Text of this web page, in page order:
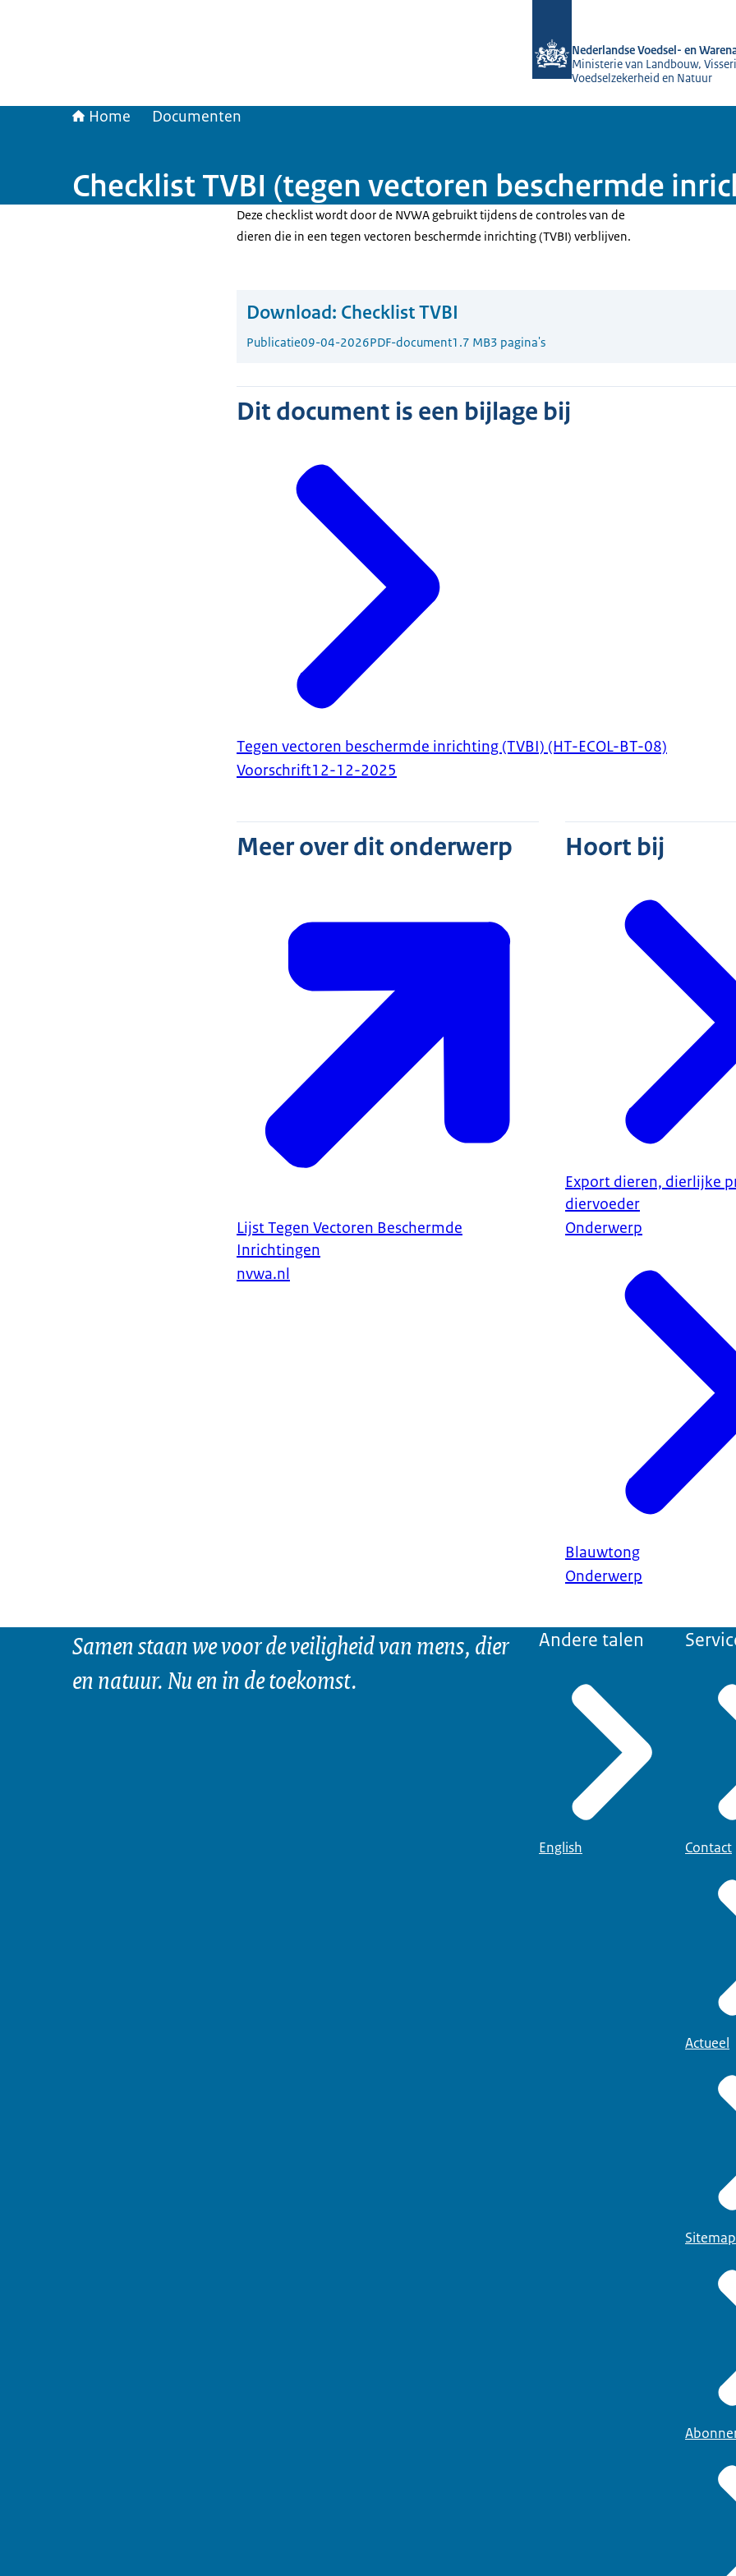
Nederlandse Voedsel- en
Ministerie van Landbouw,
Voedselzekerheid en Natuur
Home Documenten
Checklist TVBI (tegen vectoren beschermde
Deze checklist wordt door de NVWA gebruikt tijdens de controles van de
dieren die in een tegen vectoren beschermde inrichting (TVBI) verblijven.
Download: Checklist TVBI
Publicatie09-04-2026PDF-document1.7 MB3 pagina's
Dit document is een bijlage bij
Tegen vectoren beschermde inrichting (TVBI) (HT-ECOL-BT-08)
Voorschrift12-12-2025
Meer over dit onderwerp
Lijst Tegen Vectoren Beschermde
Inrichtingen
nvwa.nl
Hoort bij
Export dieren, dierlijke
diervoeder
Onderwerp
Blauwtong
Onderwerp
Samen staan we voor de veiligheid van mens, dier
en natuur. Nu en in de toekomst.
Andere talen
English Contact
Actueel
Sitemap